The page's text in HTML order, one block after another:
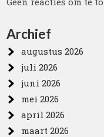
Archief
augustus 2026
juli 2026
juni 2026
mei 2026
april 2026
maart 2026